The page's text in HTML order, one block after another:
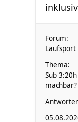
Forum:
Thema:
Sub
machbar?